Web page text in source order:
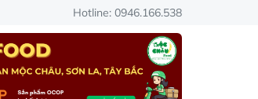
Hotline: 0946.166.538